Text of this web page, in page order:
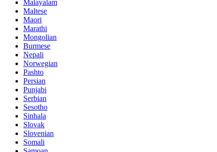
Malayalam
Maltese
Maori
Marathi
Mongolian
Burmese
Nepali
Norwegian
Pashto
Persian
Punjabi
Serbian
Sesotho
Sinhala
Slovak
Slovenian
Somali